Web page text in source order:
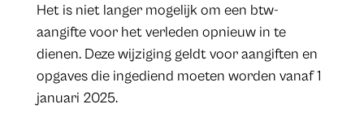
Het is niet langer mogelijk om een btw-
aangifte voor het verleden opnieuw in te
dienen. Deze wijziging geldt voor aangiften en
opgaves die ingediend moeten worden vanaf 1
januari 2025.